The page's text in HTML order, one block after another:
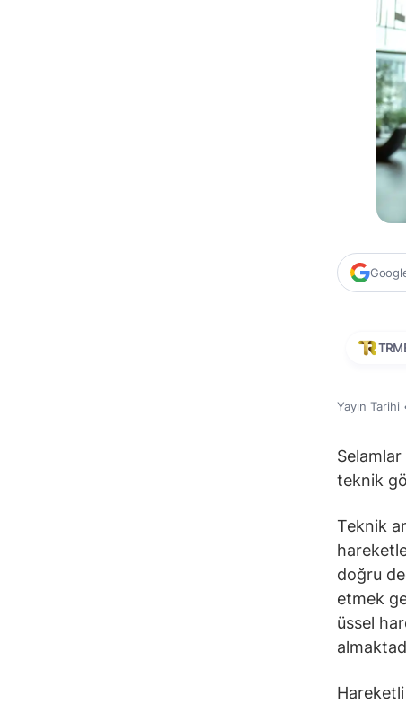
Yayın Tarihi
teknik
Teknik
doğru
etmek
üssel